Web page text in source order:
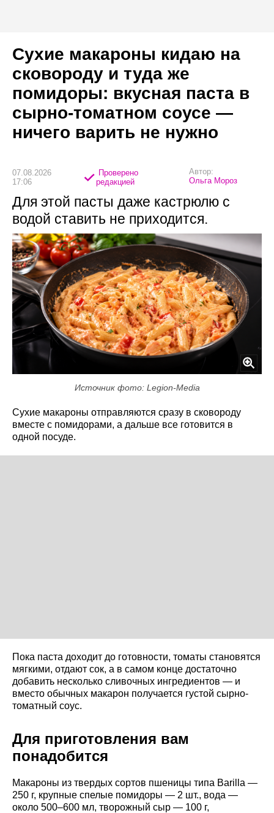
Сухие макароны кидаю на
сковороду и туда же
помидоры: вкусная паста в
сырно-томатном соусе —
ничего варить не нужно
07.08.2026
17:06
Проверено
редакцией
Автор:
Ольга Мороз
Для этой пасты даже кастрюлю с
водой ставить не приходится.
Источник фото: Legion-Media
Сухие макароны отправляются сразу в сковороду
вместе с помидорами, а дальше все готовится в
одной посуде.
Пока паста доходит до готовности, томаты становятся
мягкими, отдают сок, а в самом конце достаточно
добавить несколько сливочных ингредиентов — и
вместо обычных макарон получается густой сырно-
томатный соус.
Для приготовления вам
понадобится
Макароны из твердых сортов пшеницы типа Barilla —
250 г, крупные спелые помидоры — 2 шт., вода —
около 500–600 мл, творожный сыр — 100 г,